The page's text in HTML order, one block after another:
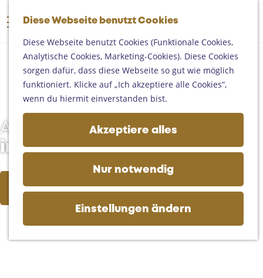
Diese Webseite benutzt Cookies
Diese Webseite benutzt Cookies (Funktionale Cookies,
Analytische Cookies, Marketing-Cookies). Diese Cookies
sorgen dafür, dass diese Webseite so gut wie möglich
funktioniert. Klicke auf „Ich akzeptiere alle Cookies“,
wenn du hiermit einverstanden bist.
Akzeptiere alles
Nur notwendig
Einstellungen ändern
e
h
e
n
S
i
e
z
r
H
m
e
p
a
M K
a
r
t
e
S
u
c
h
e
n
Asten
Gemert-Bakel
Laarbeek
Ihren Besuch planen
Auf der Karte
Fremdenverkehrsbüros und
Informationsstellen
Geschäftlich
Absolut empfehlenswert
im Land van de Peel
10 highlights